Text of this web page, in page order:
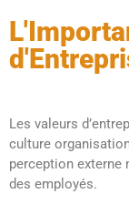
Les valeurs
culture
perception externe
des employés.